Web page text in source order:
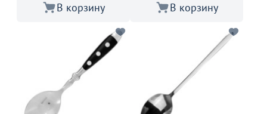
В корзину В корзину